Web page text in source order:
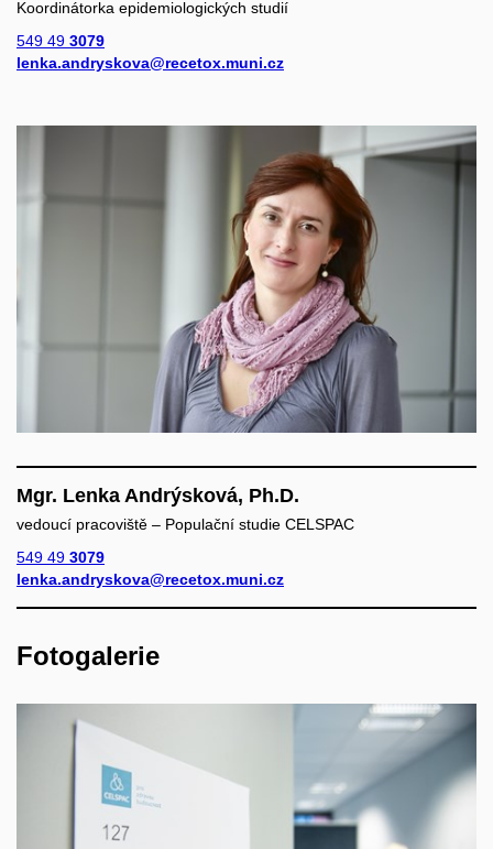
Koordinátorka epidemiologických studií
549 49 3079
lenka.andryskova@recetox.muni.cz
Mgr. Lenka Andrýsková, Ph.D.
vedoucí pracoviště – Populační studie CELSPAC
549 49 3079
lenka.andryskova@recetox.muni.cz
Fotogalerie